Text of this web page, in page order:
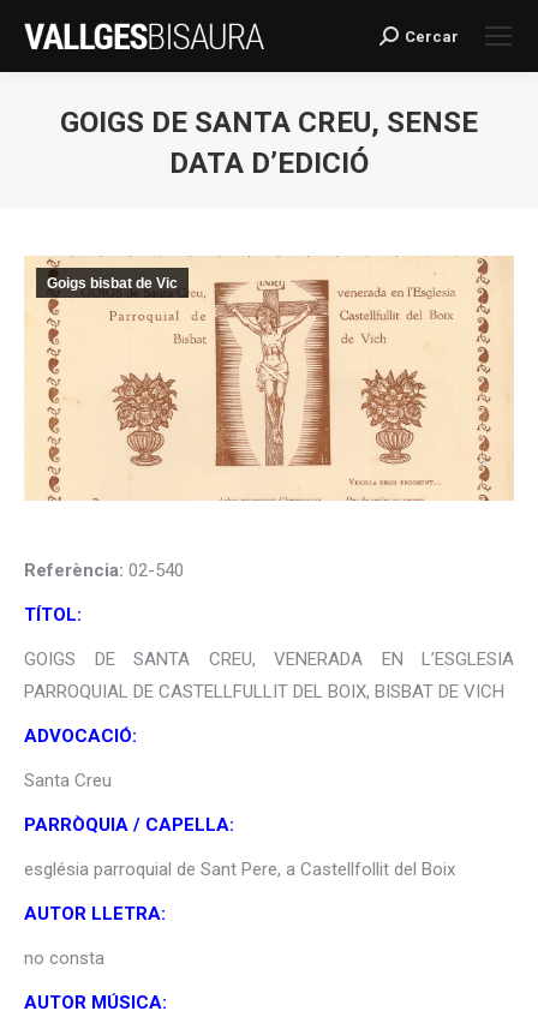
Search:
Cercar
GOIGS DE SANTA CREU, SENSE
DATA D’EDICIÓ
Goigs bisbat de Vic
Referència: 02-540
TÍTOL:
GOIGS DE SANTA CREU, VENERADA EN L’ESGLESIA
PARROQUIAL DE CASTELLFULLIT DEL BOIX, BISBAT DE VICH
ADVOCACIÓ:
Santa Creu
PARRÒQUIA / CAPELLA:
església parroquial de Sant Pere, a Castellfollit del Boix
AUTOR LLETRA:
no consta
AUTOR MÚSICA: